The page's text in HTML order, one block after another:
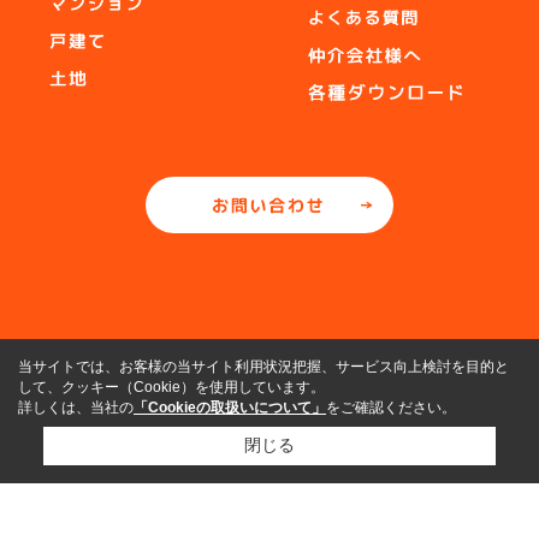
当サイトでは、お客様の当サイト利用状況把握、サービス向上検討を目的と
して、クッキー（Cookie）を使用しています。
詳しくは、当社の 「Cookieの取扱いについて」 をご確認ください。
閉じる